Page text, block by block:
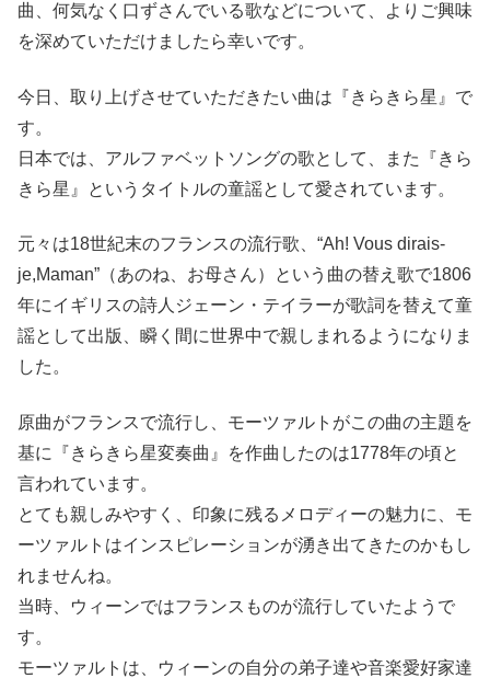
曲、何気なく口ずさんでいる歌などについて、よりご興味
を深めていただけましたら幸いです。
今日、取り上げさせていただきたい曲は『きらきら星』で
す。
日本では、アルファベットソングの歌として、また『きら
きら星』というタイトルの童謡として愛されています。
元々は18世紀末のフランスの流行歌、“Ah! Vous dirais-
je,Maman”（あのね、お母さん）という曲の替え歌で1806
年にイギリスの詩人ジェーン・テイラーが歌詞を替えて童
謡として出版、瞬く間に世界中で親しまれるようになりま
した。
原曲がフランスで流行し、モーツァルトがこの曲の主題を
基に『きらきら星変奏曲』を作曲したのは1778年の頃と
言われています。
とても親しみやすく、印象に残るメロディーの魅力に、モ
ーツァルトはインスピレーションが湧き出てきたのかもし
れませんね。
当時、ウィーンではフランスものが流行していたようで
す。
モーツァルトは、ウィーンの自分の弟子達や音楽愛好家達